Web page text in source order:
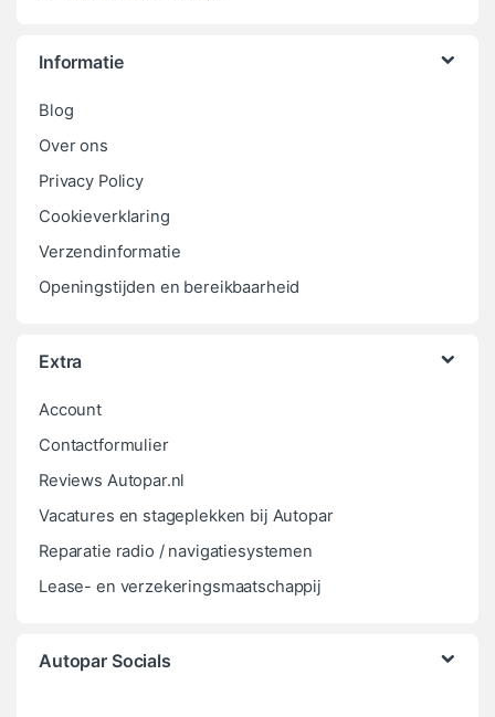
Informatie
Blog
Over ons
Privacy Policy
Cookieverklaring
Verzendinformatie
Openingstijden en bereikbaarheid
Extra
Account
Contactformulier
Reviews Autopar.nl
Vacatures en stageplekken bij Autopar
Reparatie radio / navigatiesystemen
Lease- en verzekeringsmaatschappij
Autopar Socials